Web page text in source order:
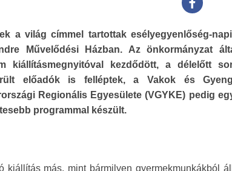
a világ címmel tartottak esélyegyenlőség-
Művelődési Házban. Az önkormányzat
kiállításmegnyitóval kezdődött, a délelőtt
előadók is felléptek, a Vakok és
Regionális Egyesülete (VGYKE) pedig
programmal készült.
más, mint bármilyen gyermekmunkákból